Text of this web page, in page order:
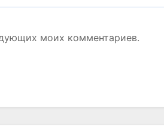
моих комментариев.